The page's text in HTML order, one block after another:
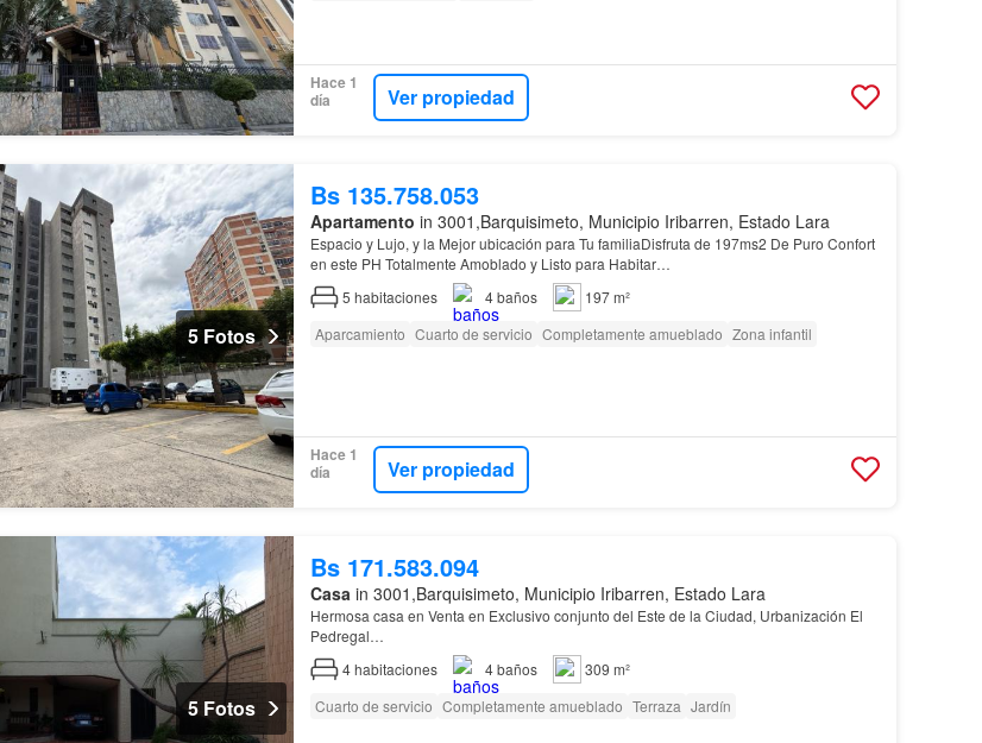
Hace 1
día
Ver propiedad
5 Fotos
Bs 135.758.053
Apartamento in 3001,Barquisimeto, Municipio Iribarren, Estado Lara
Espacio y Lujo, y la Mejor ubicación para Tu familiaDisfruta de 197ms2 De Puro Confort
en este PH Totalmente Amoblado y Listo para Habitar…
5 habitaciones 4baños
197 m²
Aparcamiento Cuarto de servicio Completamente amueblado Zona infantil
Hace 1
día
Ver propiedad
5 Fotos
Bs 171.583.094
Casain 3001,Barquisimeto, Municipio Iribarren, Estado Lara
Hermosa casa en Venta en Exclusivo conjunto del Este de la Ciudad, Urbanización El
Pedregal…
4habitaciones 4baños
309 m²
Cuarto de servicio Completamente amueblado Terraza Jardín